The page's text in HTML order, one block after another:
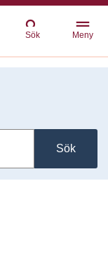
Sök Meny
Sök